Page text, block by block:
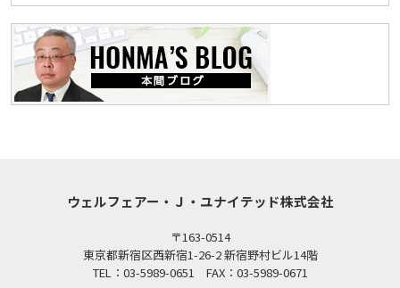
ウェルフェアー・Ｊ・ユナイテッド株式会社
〒163-0514
東京都新宿区西新宿1-26-2 新宿野村ビル14階
TEL：03-5989-0651 FAX：03-5989-0671